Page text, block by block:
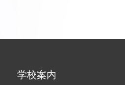
学校案内